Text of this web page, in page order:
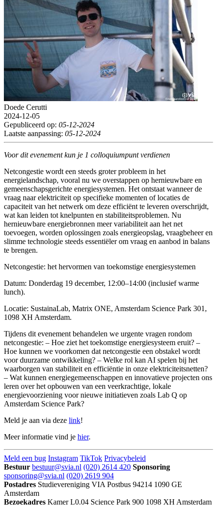
Doede Cerutti
2024-12-05
Gepubliceerd op: 05-12-2024
Laatste aanpassing: 05-12-2024
Voor dit evenement kun je 1 colloquiumpunt verdienen
Netcongestie wordt een steeds groter probleem in het
energielandschap, vooral nu we overstappen op hernieuwbare en
gemeenschapsgerichte energiesystemen. Het ontstaat wanneer de
vraag naar elektriciteit op specifieke momenten of locaties de
capaciteit van het netwerk om deze efficiënt te leveren overschrijdt,
wat kan leiden tot knelpunten en stabiliteitsproblemen. Nu
hernieuwbare energiebronnen meer variabiliteit aan het net
toevoegen, worden oplossingen zoals energieopslag, vraagbeheer en
slimme technologie steeds essentiëler om vraag en aanbod in balans
te brengen.
Netcongestie: het hervormen van toekomstige energiesystemen
Datum: Donderdag 19 december, 12:00–14:00 (inclusief warme
lunch).
Locatie: SustainaLab, Matrix ONE, Amsterdam Science Park 301,
1098 XH Amsterdam.
Tijdens dit evenement behandelen we urgente vragen rondom
netcongestie: – Hoe ziet het toekomstige energiesysteem eruit? –
Hoe kunnen we voorkomen dat netcongestie een obstakel wordt
voor duurzame ontwikkeling? – Welke rol kan AI spelen bij het
waarborgen van stabiliteit en efficiëntie in onze elektriciteitsnetten?
– Wat kunnen energiegemeenschappen en innovatieve projecten ons
leren over het opbouwen van een veerkrachtige, lokale
energievoorziening voor nieuwe initiatieven zoals Lab Q op
Amsterdam Science Park?
Meld je aan via deze link!
Meer informatie vind je hier.
Meld een bug Instagram TikTok Privacybeleid
Bestuur bestuur@svia.nl (020) 2614 420 Sponsoring
sponsoring@svia.nl (020) 2619 904
Postadres Studievereniging VIA Postbus 94214 1090 GE
Amsterdam
Bezoekadres Kamer L0.04 Science Park 900 1098 XH Amsterdam